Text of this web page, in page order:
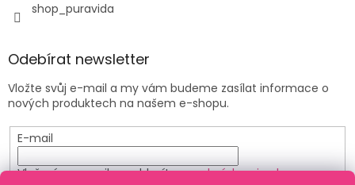
shop_puravida
Odebírat newsletter
Vložte svůj e-mail a my vám budeme zasílat informace o
nových produktech na našem e-shopu.
E-mail
Vložením e-mailu souhlasíte spodmínkami ochrany